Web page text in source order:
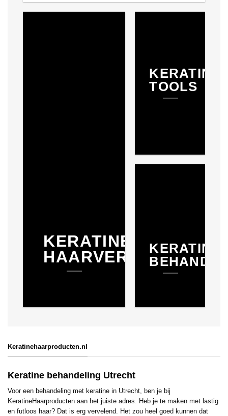
KERATINE
HAARVERZORGING
KERATINE
TOOLS
KERATINE
Keratinehaarproducten.nl
Keratine behandeling Utrecht
Voor een behandeling met keratine in Utrecht, ben je bij
KeratineHaarproducten aan het juiste adres. Heb je te maken met lastig
en futloos haar? Dat is erg vervelend. Het zou heel goed kunnen dat